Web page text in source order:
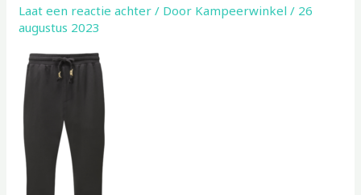
Laat een reactie achter / Door Kampeerwinkel/ 26
augustus 2023